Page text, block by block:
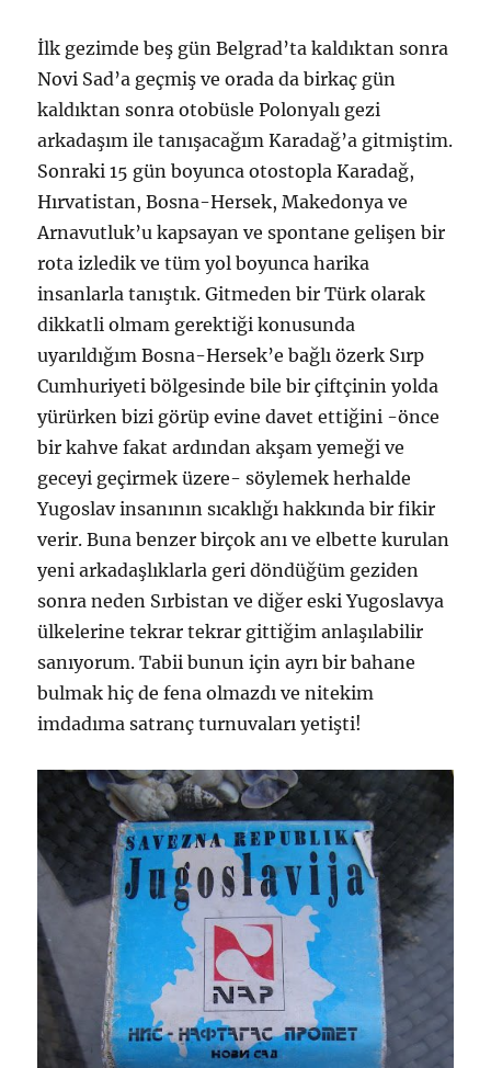
İlk gezimde beş gün Belgrad’ta kaldıktan sonra
Novi Sad’a geçmiş ve orada da birkaç gün
kaldıktan sonra otobüsle Polonyalı gezi
arkadaşım ile tanışacağım Karadağ’a gitmiştim.
Sonraki 15 gün boyunca otostopla Karadağ,
Hırvatistan, Bosna-Hersek, Makedonya ve
Arnavutluk’u kapsayan ve spontane gelişen bir
rota izledik ve tüm yol boyunca harika
insanlarla tanıştık. Gitmeden bir Türk olarak
dikkatli olmam gerektiği konusunda
uyarıldığım Bosna-Hersek’e bağlı özerk Sırp
Cumhuriyeti bölgesinde bile bir çiftçinin yolda
yürürken bizi görüp evine davet ettiğini -önce
bir kahve fakat ardından akşam yemeği ve
geceyi geçirmek üzere- söylemek herhalde
Yugoslav insanının sıcaklığı hakkında bir fikir
verir. Buna benzer birçok anı ve elbette kurulan
yeni arkadaşlıklarla geri döndüğüm geziden
sonra neden Sırbistan ve diğer eski Yugoslavya
ülkelerine tekrar tekrar gittiğim anlaşılabilir
sanıyorum. Tabii bunun için ayrı bir bahane
bulmak hiç de fena olmazdı ve nitekim
imdadıma satranç turnuvaları yetişti!